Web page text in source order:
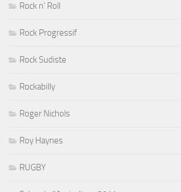
Rock n' Roll
Rock Progressif
Rock Sudiste
Rockabilly
Roger Nichols
Roy Haynes
RUGBY